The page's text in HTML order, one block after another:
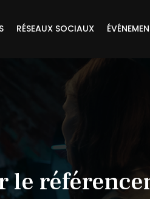
RÉSEAUX SOCIAUX
le